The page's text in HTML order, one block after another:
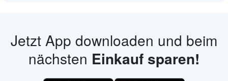
Jetzt App downloaden und beim
nächsten Einkauf sparen!